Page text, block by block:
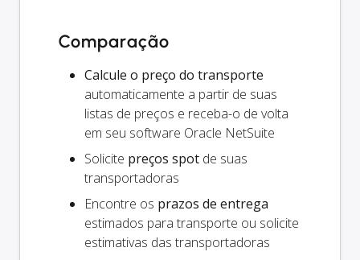
Comparação
Calcule o preço do transporte
automaticamente a partir de suas
listas de preços e receba-o de volta
em seu software Oracle NetSuite
Solicite preços spot de suas
transportadoras
Encontre os prazos de entrega
estimados para transporte ou solicite
estimativas das transportadoras